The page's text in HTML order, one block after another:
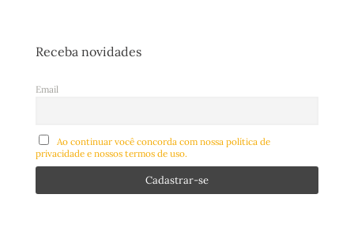
Receba novidades
Email
Ao continuar você concorda com nossa política de
privacidade e nossos termos de uso.